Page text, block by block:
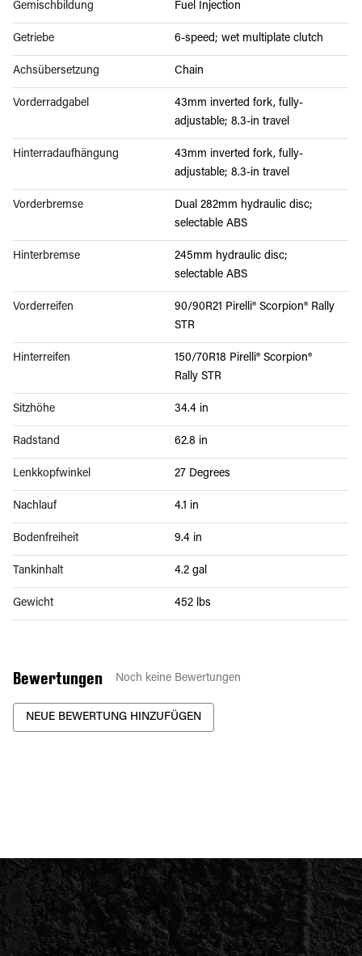
Gemischbildung Fuel Injection
Getriebe 6-speed; wet multiplate clutch
Achsübersetzung Chain
Vorderradgabel
43mm inverted fork, fully-
adjustable; 8.3-in travel
Hinterradaufhängung
43mm inverted fork, fully-
adjustable; 8.3-in travel
Vorderbremse
Dual 282mm hydraulic disc;
selectable ABS
Hinterbremse
245mm hydraulic disc;
selectable ABS
Vorderreifen
90/90R21 Pirelli® Scorpion® Rally
STR
Hinterreifen
150/70R18 Pirelli® Scorpion®
Rally STR
Sitzhöhe 34.4 in
Radstand 62.8 in
Lenkkopfwinkel 27 Degrees
Nachlauf 4.1 in
Bodenfreiheit 9.4 in
Tankinhalt 4.2 gal
Gewicht 452 lbs
Bewertungen Noch keine Bewertungen
NEUE BEWERTUNG HINZUFÜGEN